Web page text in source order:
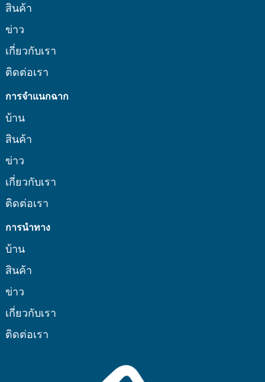
สินค้า
ข่าว
เกี่ยวกับเรา
ติดต่อเรา
การจำแนกฉาก
บ้าน
สินค้า
ข่าว
เกี่ยวกับเรา
ติดต่อเรา
การนำทาง
บ้าน
สินค้า
ข่าว
เกี่ยวกับเรา
ติดต่อเรา